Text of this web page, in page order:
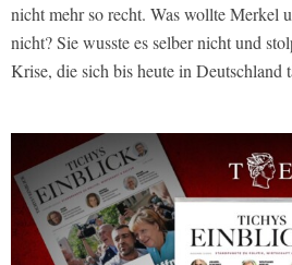
nicht mehr so recht. Was wollte Merkel
nicht? Sie wusste es selber nicht und
Krise, die sich bis heute in Deutschland